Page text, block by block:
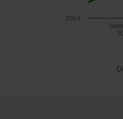
250 €